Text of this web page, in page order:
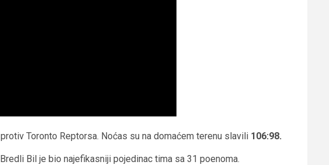
Toronto Reptorsa. Noćas su na domaćem terenu slavili 106:98.
Bil je bio najefikasniji pojedinac tima sa 31 poenoma.